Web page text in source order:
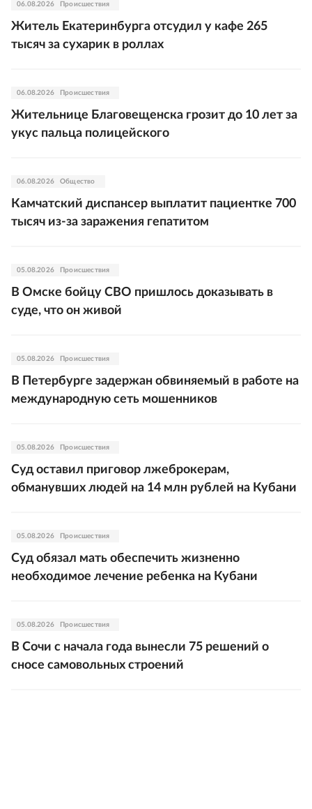
06.08.2026 Происшествия
Житель Екатеринбурга отсудил у кафе 265
тысяч за сухарик в роллах
06.08.2026 Происшествия
Жительнице Благовещенска грозит до 10 лет за
укус пальца полицейского
06.08.2026 Общество
Камчатский диспансер выплатит пациентке 700
тысяч из-за заражения гепатитом
05.08.2026 Происшествия
В Омске бойцу СВО пришлось доказывать в
суде, что он живой
05.08.2026 Происшествия
В Петербурге задержан обвиняемый в работе на
международную сеть мошенников
05.08.2026 Происшествия
Суд оставил приговор лжеброкерам,
обманувших людей на 14 млн рублей на Кубани
05.08.2026 Происшествия
Суд обязал мать обеспечить жизненно
необходимое лечение ребенка на Кубани
05.08.2026 Происшествия
В Сочи с начала года вынесли 75 решений о
сносе самовольных строений